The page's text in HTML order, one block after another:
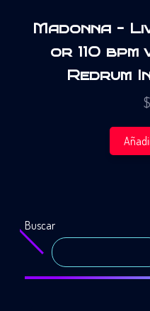
Madonna –
or 110 bpm
Redrum
$
Buscar